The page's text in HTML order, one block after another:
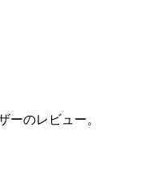
ーのレビュー。